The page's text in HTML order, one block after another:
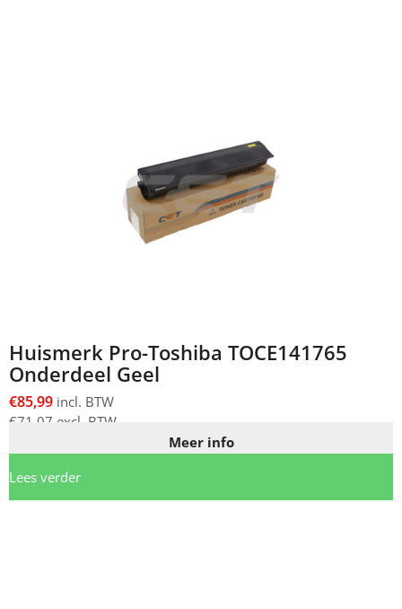
Huismerk Pro-Toshiba TOCE141765
Onderdeel Geel
€85,99 incl. BTW
€71,07 excl. BTW
Meer info
Lees verder